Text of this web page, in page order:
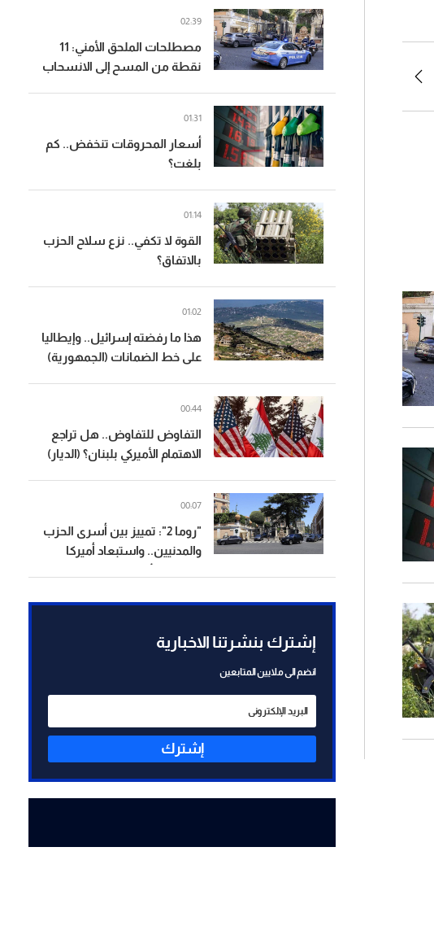
مصطلحات الملحق الأمني: 11
نقطة من المسح إلى الانسحاب
02:39
أسعار المحروقات تنخفض.. كم
بلغت؟
01:31
القوة لا تكفي.. نزع سلاح الحزب
بالاتفاق؟
01:14
هذا ما رفضته إسرائيل.. وإيطاليا
على خط الضمانات (الجمهورية)
01:02
التفاوض للتفاوض.. هل تراجع
الاهتمام الأميركي بلبنان؟ (الديار)
00:44
"روما 2": تمييز بين أسرى الحزب
والمدنيين.. واستبعاد أميركا
00:07
إشترك بنشرتنا الاخبارية
انضم الى ملايين المتابعين
إشترك